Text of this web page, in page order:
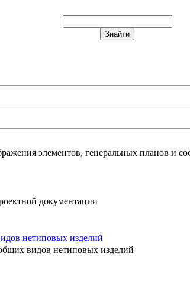
элементов, генеральных планов и
документации
нетиповых изделий
видов нетиповых изделий